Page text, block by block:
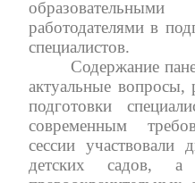
работодателями в
специалистов.
Содержание
актуальные вопросы,
подготовки
современным
сессии участвовали
детских садов, а